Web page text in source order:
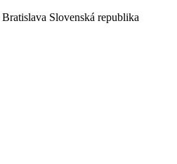
Slovenská republika